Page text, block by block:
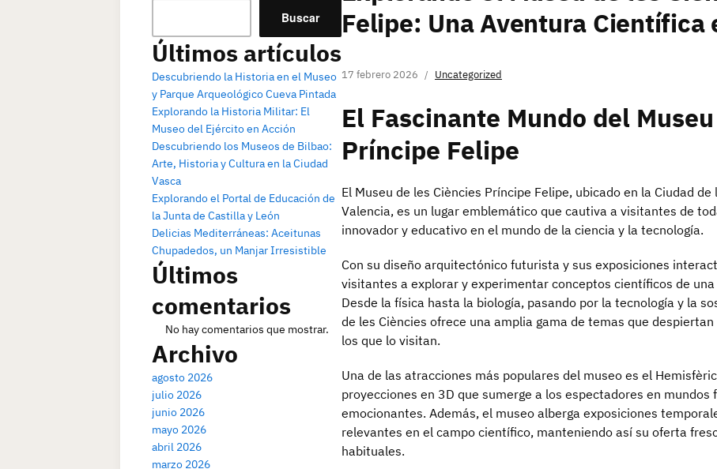
Buscar
Últimos artículos
Descubriendo la Historia en el Museo
y Parque Arqueológico Cueva Pintada
Explorando la Historia Militar: El
Museo del Ejército en Acción
Descubriendo los Museos de Bilbao:
Arte, Historia y Cultura en la Ciudad
Vasca
Explorando el Portal de Educación de
la Junta de Castilla y León
Delicias Mediterráneas: Aceitunas
Chupadedos, un Manjar Irresistible
Últimos
comentarios
No hay comentarios que mostrar.
Archivo
agosto 2026
julio 2026
junio 2026
mayo 2026
abril 2026
marzo 2026
Felipe: Una Aventura Científica
17 febrero 2026 Uncategorized
El Fascinante Mundo del
Príncipe Felipe
El Museu de les Ciències Príncipe Felipe, ubicado en la Ciudad
Valencia, es un lugar emblemático que cautiva a visitantes de
innovador y educativo en el mundo de la ciencia y la tecnología.
Con su diseño arquitectónico futurista y sus exposiciones
visitantes a explorar y experimentar conceptos científicos de
Desde la física hasta la biología, pasando por la tecnología y la
de les Ciències ofrece una amplia gama de temas que
los que lo visitan.
Una de las atracciones más populares del museo es el
proyecciones en 3D que sumerge a los espectadores en
emocionantes. Además, el museo alberga exposiciones
relevantes en el campo científico, manteniendo así su oferta
habituales.